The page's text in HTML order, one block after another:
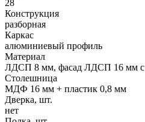
28
Конструкция
разборная
Каркас
алюминиевый профиль
Материал
ЛДСП 8 мм, фасад ЛДСП 16 мм
Столешница
МДФ 16 мм + пластик 0,8 мм
Дверка, шт.
нет